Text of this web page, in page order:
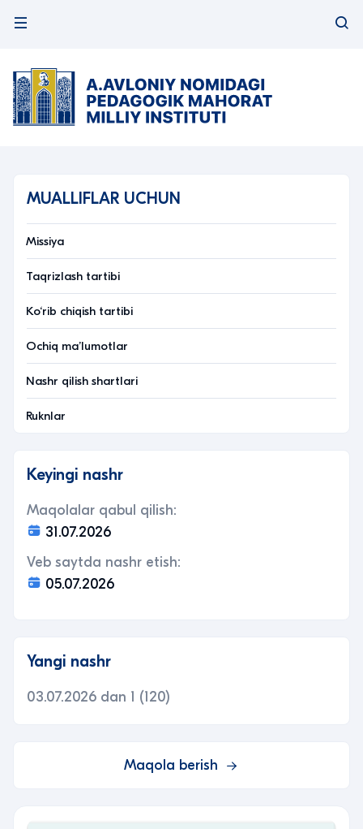
MUALLIFLAR UCHUN
Missiya
Taqrizlash tartibi
Ko‘rib chiqish tartibi
Ochiq ma’lumotlar
Nashr qilish shartlari
Ruknlar
Keyingi nashr
Maqolalar qabul qilish:
31.07.2026
Veb saytda nashr etish:
05.07.2026
Yangi nashr
03.07.2026 dan 1 (120)
Maqola berish